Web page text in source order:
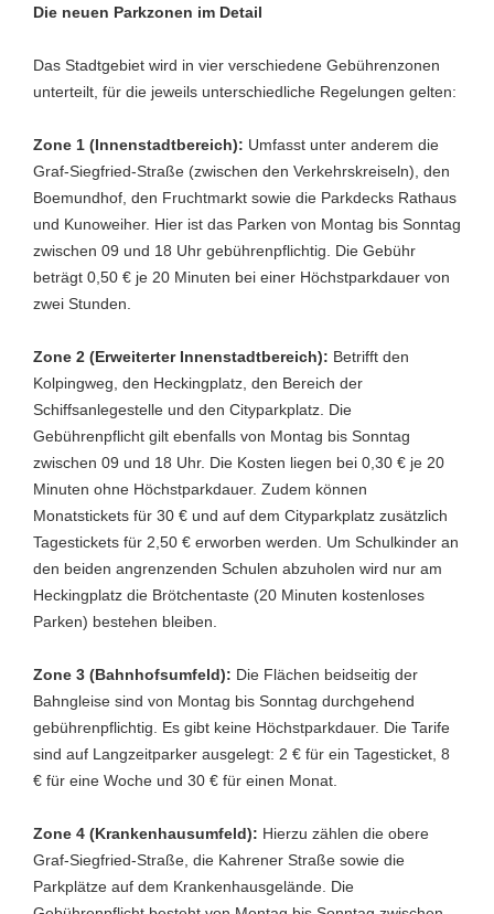
Die neuen Parkzonen im Detail
Das Stadtgebiet wird in vier verschiedene Gebührenzonen
unterteilt, für die jeweils unterschiedliche Regelungen gelten:
Zone 1 (Innenstadtbereich): Umfasst unter anderem die
Graf-Siegfried-Straße (zwischen den Verkehrskreiseln), den
Boemundhof, den Fruchtmarkt sowie die Parkdecks Rathaus
und Kunoweiher. Hier ist das Parken von Montag bis Sonntag
zwischen 09 und 18 Uhr gebührenpflichtig. Die Gebühr
beträgt 0,50 € je 20 Minuten bei einer Höchstparkdauer von
zwei Stunden.
Zone 2 (Erweiterter Innenstadtbereich): Betrifft den
Kolpingweg, den Heckingplatz, den Bereich der
Schiffsanlegestelle und den Cityparkplatz. Die
Gebührenpflicht gilt ebenfalls von Montag bis Sonntag
zwischen 09 und 18 Uhr. Die Kosten liegen bei 0,30 € je 20
Minuten ohne Höchstparkdauer. Zudem können
Monatstickets für 30 € und auf dem Cityparkplatz zusätzlich
Tagestickets für 2,50 € erworben werden. Um Schulkinder an
den beiden angrenzenden Schulen abzuholen wird nur am
Heckingplatz die Brötchentaste (20 Minuten kostenloses
Parken) bestehen bleiben.
Zone 3 (Bahnhofsumfeld): Die Flächen beidseitig der
Bahngleise sind von Montag bis Sonntag durchgehend
gebührenpflichtig. Es gibt keine Höchstparkdauer. Die Tarife
sind auf Langzeitparker ausgelegt: 2 € für ein Tagesticket, 8
€ für eine Woche und 30 € für einen Monat.
Zone 4 (Krankenhausumfeld): Hierzu zählen die obere
Graf-Siegfried-Straße, die Kahrener Straße sowie die
Parkplätze auf dem Krankenhausgelände. Die